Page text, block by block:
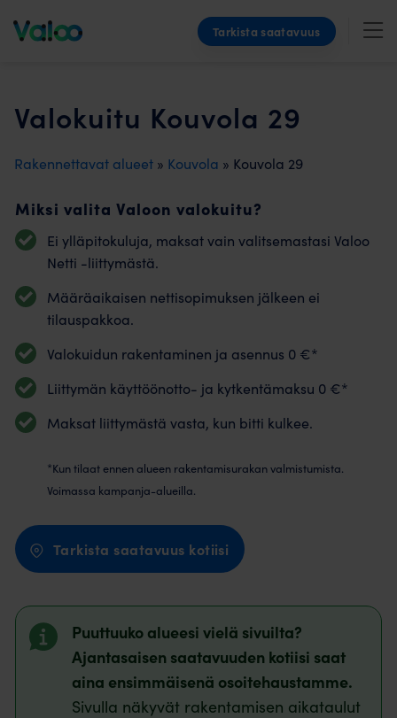
Tarkista saatavuus
Valokuitu Kouvola 29
Rakennettavat alueet » Kouvola » Kouvola 29
Miksi valita Valoon valokuitu?
Ei ylläpitokuluja, maksat vain valitsemastasi Valoo
Netti -liittymästä.
Määräaikaisen nettisopimuksen jälkeen ei
tilauspakkoa.
Valokuidun rakentaminen ja asennus 0 €*
Liittymän käyttöönotto- ja kytkentämaksu 0 €*
Maksat liittymästä vasta, kun bitti kulkee.
*Kun tilaat ennen alueen rakentamisurakan valmistumista.
Voimassa kampanja-alueilla.
Tarkista saatavuus kotiisi
Puuttuuko alueesi vielä sivuilta?
Ajantasaisen saatavuuden kotiisi saat
aina ensimmäisenä osoitehaustamme.
Sivulla näkyvät rakentamisen aikataulut